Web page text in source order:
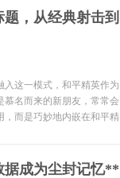
，从经典射击到
入这一模式，和平精英作为
慕名而来的新朋友，常常会
，而是巧妙地内嵌在和平精
据成为尘封记忆**